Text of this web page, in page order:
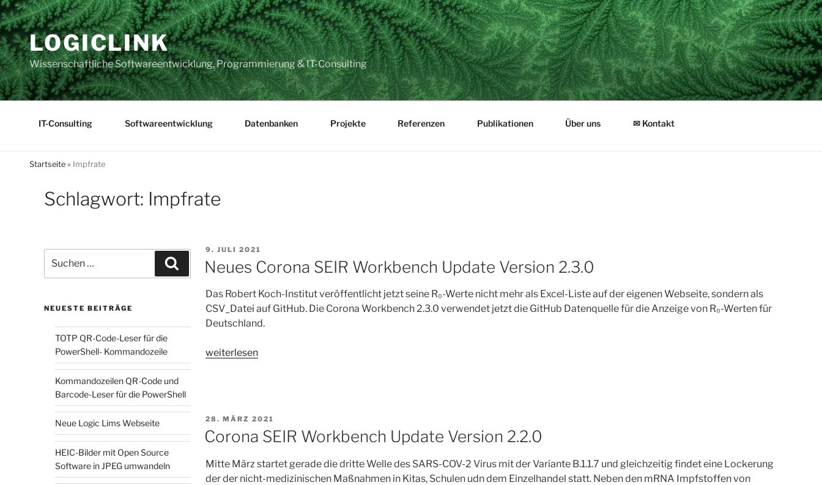
Zum
Inhalt
springenLOGICLINK
Wissenschaftliche Softwareentwicklung, Programmierung & IT-Consulting
IT-Consulting Softwareentwicklung Datenbanken Projekte Referenzen Publikationen Über uns ✉ Kontakt
Startseite » Impfrate
Schlagwort: Impfrate
VERÖFFENTLICHT
AM
9. JULI 2021
Neues Corona SEIR Workbench Update Version 2.3.0
Das Robert Koch-Institut veröffentlicht jetzt seine R₀-Werte nicht mehr als Excel-Liste auf der eigenen Webseite, sondern als
CSV_Datei auf GitHub. Die Corona Workbench 2.3.0 verwendet jetzt die GitHub Datenquelle für die Anzeige von R₀-Werten für
Deutschland.
„Neues
2.3.0“
weiterlesen
VERÖFFENTLICHT
AM
28. MÄRZ 2021
Corona SEIR Workbench Update Version 2.2.0
Mitte März startet gerade die dritte Welle des SARS-COV-2 Virus mit der Variante B.1.1.7 und gleichzeitig findet eine Lockerung
der der nicht-medizinischen Maßnahmen in Kitas, Schulen udn dem Einzelhandel statt. Neben den mRNA Impfstoffen von
nach:
Suchen
NEUESTE BEITRÄGE
TOTP QR-Code-Leser für die
PowerShell- Kommandozeile
Kommandozeilen QR-Code und
Barcode-Leser für die PowerShell
Neue Logic Lims Webseite
HEIC-Bilder mit Open Source
Software in JPEG umwandeln